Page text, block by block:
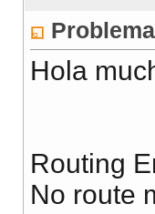
Hola
Routing
No route